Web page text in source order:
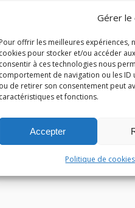
Gérer le
Pour offrir les meilleures expériences,
cookies pour stocker et/ou accéder
consentir à ces technologies nous
comportement de navigation ou les ID
ou de retirer son consentement peut
caractéristiques et fonctions.
Accepter
Politique de cookies
gratin, ravioles
et épluchée)
au comté